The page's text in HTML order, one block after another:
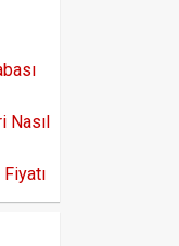
Nasıl